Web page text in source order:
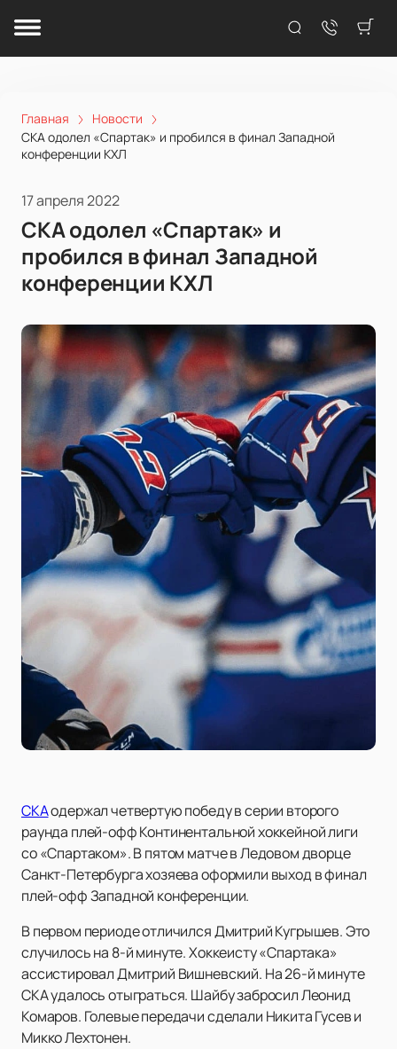
Главная
Новости
СКА одолел «Спартак» и пробился в финал Западной
конференции КХЛ
17 апреля 2022
СКА одолел «Спартак» и
пробился в финал Западной
конференции КХЛ
СКАодержал четвертую победу в серии второго
раунда плей-офф Континентальной хоккейной лиги
со «Спартаком». В пятом матче в Ледовом дворце
Санкт-Петербурга хозяева оформили выход в финал
плей-офф Западной конференции.
В первом периоде отличился Дмитрий Кугрышев. Это
случилось на 8-й минуте. Хоккеисту «Спартака»
ассистировал Дмитрий Вишневский. На 26-й минуте
СКА удалось отыграться. Шайбу забросил Леонид
Комаров. Голевые передачи сделали Никита Гусев и
Микко Лехтонен.